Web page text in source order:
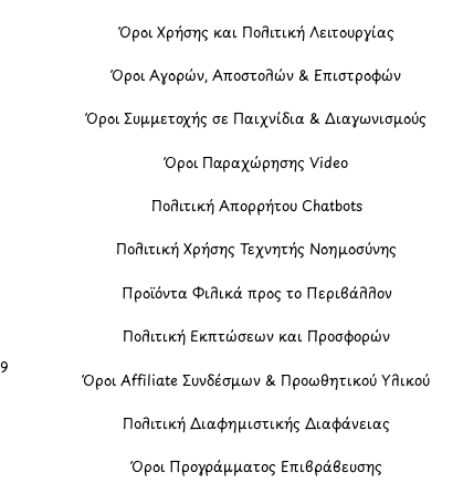
Όροι Χρήσης και Πολιτική Λειτουργίας
Όροι Αγορών, Αποστολών & Επιστροφών
Όροι Συμμετοχής σε Παιχνίδια & Διαγωνισμούς
Όροι Παραχώρησης Video
Πολιτική Απορρήτου Chatbots
Πολιτική Χρήσης Τεχνητής Νοημοσύνης
Προϊόντα Φιλικά προς το Περιβάλλον
Πολιτική Εκπτώσεων και Προσφορών
Όροι Affiliate Συνδέσμων & Προωθητικού Υλικού
Πολιτική Διαφημιστικής Διαφάνειας
Όροι Προγράμματος Επιβράβευσης